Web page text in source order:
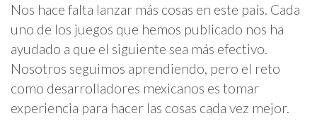
Nos hace falta lanzar más cosas en este país. Cada
uno de los juegos que hemos publicado nos ha
ayudado a que el siguiente sea más efectivo.
Nosotros seguimos aprendiendo, pero el reto
como desarrolladores mexicanos es tomar
experiencia para hacer las cosas cada vez mejor.